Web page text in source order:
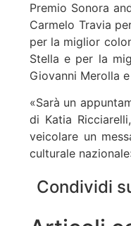
Premio Sonora
Carmelo Travia
per la miglior
Stella e per la
Giovanni Merolla
«Sarà un
di Katia
veicolare un
culturale
Condividi